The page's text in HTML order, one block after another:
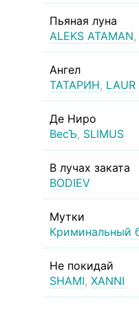
Пьяная луна
ALEKS ATAMAN,
Ангел
ТАТАРИН, LAUR
Де Ниро
ВесЪ, SLIMUS
В лучах заката
BODIEV
Мутки
Криминальный
Не покидай
SHAMI, XANNI